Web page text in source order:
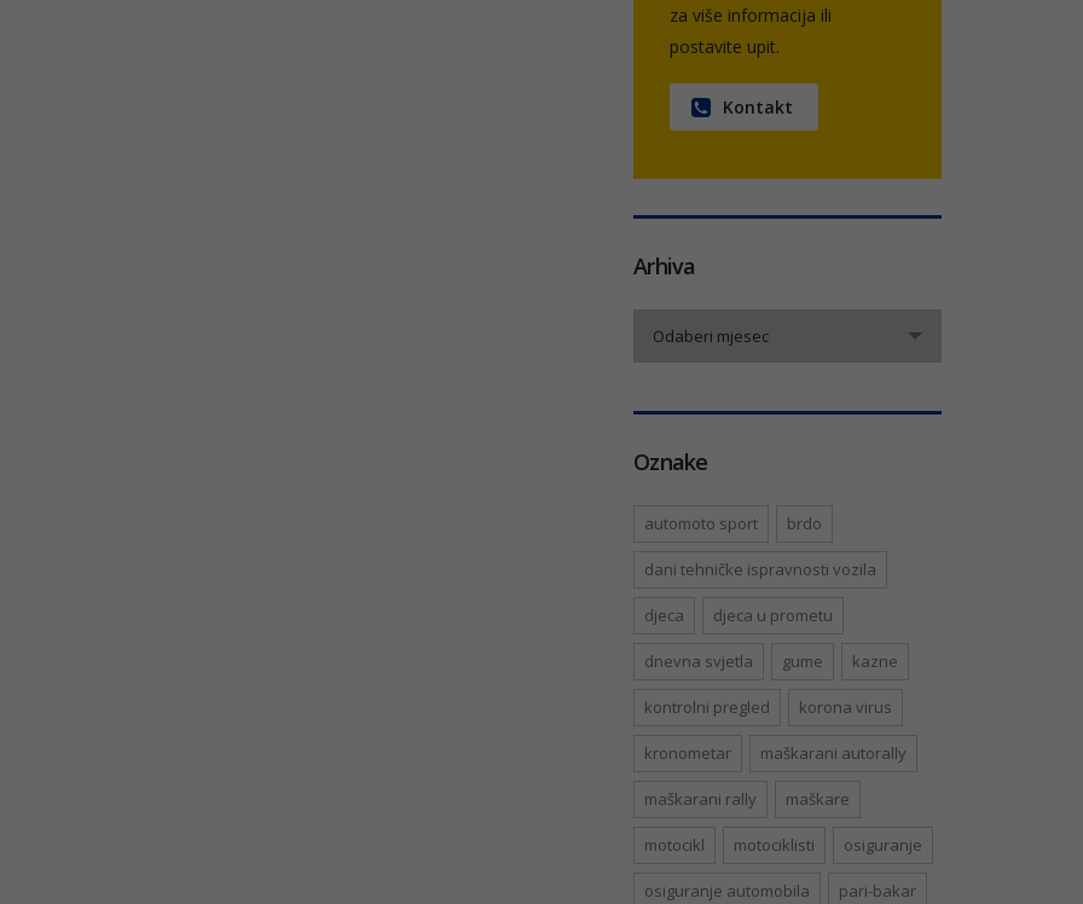
za više informacija ili
postavite upit.
Kontakt
Arhiva
Odaberi mjesec
Oznake
automoto sport brdo
dani tehničke ispravnosti vozila
djeca djeca u prometu
dnevna svjetla gume kazne
kontrolni pregled korona virus
kronometar maškarani autorally
maškarani rally maškare
motocikl motociklisti osiguranje
osiguranje automobila pari-bakar